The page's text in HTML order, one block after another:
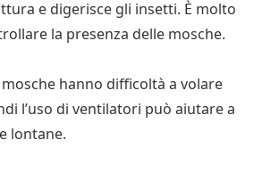
e digerisce gli insetti. È molto
la presenza delle mosche.
hanno difficoltà a volare
l’uso di ventilatori può aiutare a
lontane.